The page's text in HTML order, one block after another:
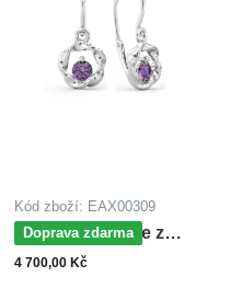
Kód zboží: EAX00309
Doprava zdarma
MOISS náušnice z
bílého zlata
4 700,00 Kč